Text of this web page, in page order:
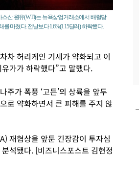
산 원유(WTI)는 뉴욕상업거래소에서 배럴당
를 마쳤다. 전날보다 1.6%(1.15달러) 하락했다.
차 허리케인 기세가 약화되고 이
가가 하락했다”고 말했다.
주가 폭풍 ‘고든’의 상륙을 앞두
로 약화하면서 큰 피해를 주지 않
재협상을 앞둔 긴장감이 투자심
석됐다. [비즈니스포스트 김현정